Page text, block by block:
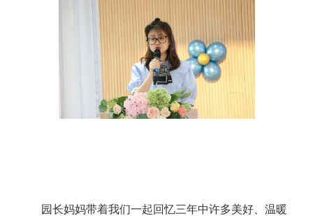
园长妈妈带着我们一起回忆三年中许多美好、温暖